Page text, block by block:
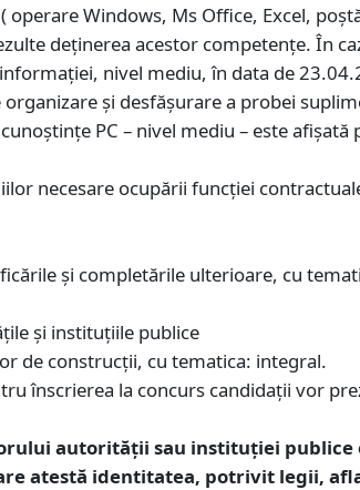
Windows, Ms Office, Excel,
deținerea acestor competențe. În
nivel mediu, în data de
și desfășurare a probei
PC – nivel mediu – este
necesare ocupării funcției
și completările ulterioare, cu
și instituțiile publice
de construcții, cu tematica: integral.
înscrierea la concurs candidaţii vor
autorităţii sau instituţiei publice
atestă identitatea, potrivit legii,